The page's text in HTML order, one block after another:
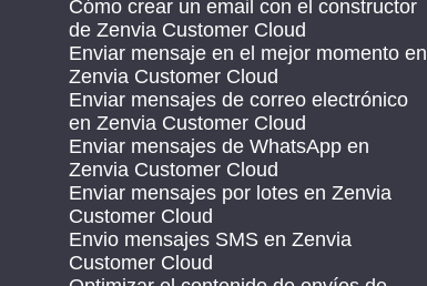
Cómo crear un email con el constructor
de Zenvia Customer Cloud
Enviar mensaje en el mejor momento en
Zenvia Customer Cloud
Enviar mensajes de correo electrónico
en Zenvia Customer Cloud
Enviar mensajes de WhatsApp en
Zenvia Customer Cloud
Enviar mensajes por lotes en Zenvia
Customer Cloud
Envio mensajes SMS en Zenvia
Customer Cloud